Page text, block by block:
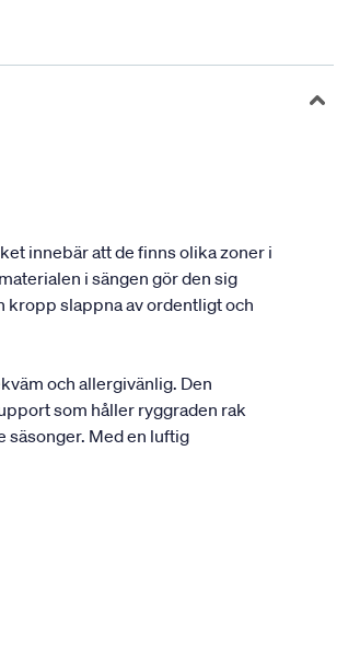
innebär att de finns olika zoner i
i sängen gör den sig
kropp slappna av ordentligt och
och allergivänlig. Den
som håller ryggraden rak
säsonger. Med en luftig